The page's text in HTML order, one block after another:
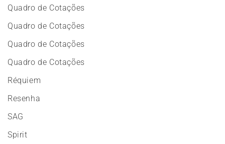
Quadro de Cotações
Quadro de Cotações
Quadro de Cotações
Quadro de Cotações
Réquiem
Resenha
SAG
Spirit